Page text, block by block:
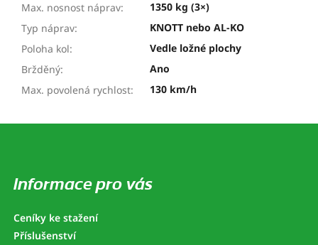
Max. nosnost náprav:
1350 kg (3×)
Typ náprav:
KNOTT nebo AL-KO
Poloha kol:
Vedle ložné plochy
Bržděný:
Ano
Max. povolená rychlost: 130 km/h
Informace pro vás
Ceníky ke stažení
Příslušenství